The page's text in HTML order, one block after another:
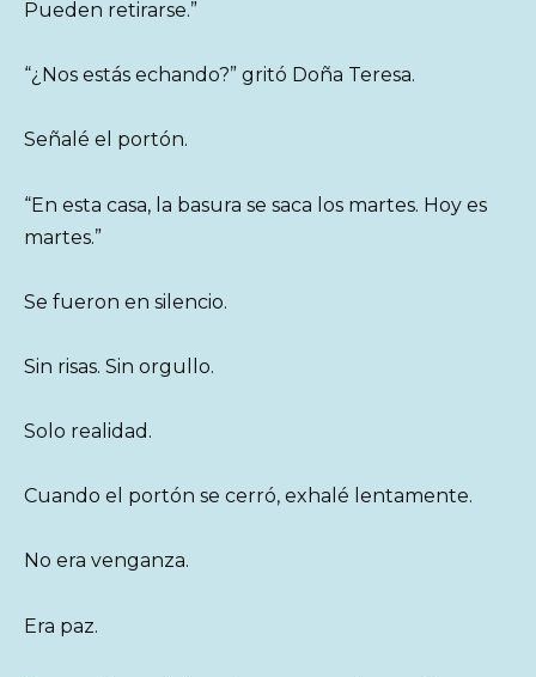
Pueden retirarse.”
“¿Nos estás echando?” gritó Doña Teresa.
Señalé el portón.
“En esta casa, la basura se saca los martes. Hoy es
martes.”
Se fueron en silencio.
Sin risas. Sin orgullo.
Solo realidad.
Cuando el portón se cerró, exhalé lentamente.
No era venganza.
Era paz.